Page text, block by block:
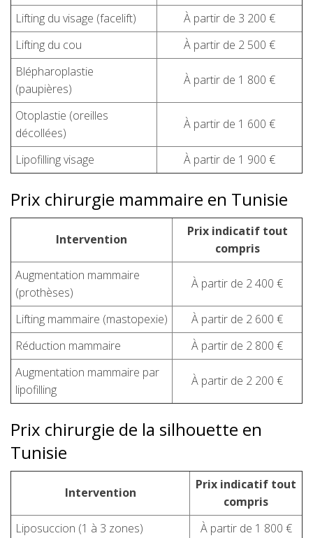
Lifting du visage (facelift)
À partir de 3 200 €
Lifting du cou
À partir de 2 500 €
Blépharoplastie
(paupières)
À partir de 1 800 €
Otoplastie (oreilles
décollées)
À partir de 1 600 €
Lipofilling visage À partir de 1 900 €
Prix chirurgie mammaire en Tunisie
Intervention
Prix indicatif tout
compris
Augmentation mammaire
(prothèses)
À partir de 2 400 €
Lifting mammaire (mastopexie)
À partir de 2 600 €
Réduction mammaire
À partir de 2 800 €
Augmentation mammaire par
lipofilling
À partir de 2 200 €
Prix chirurgie de la silhouette en
Tunisie
Intervention
Prix indicatif tout
compris
Liposuccion (1 à 3 zones)
À partir de 1 800 €